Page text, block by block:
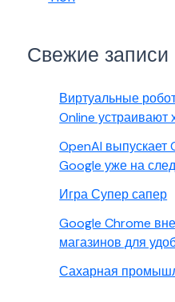
Свежие записи
Виртуальные
Online устраивают
OpenAI выпускает
Google уже на
Игра Супер сапер
Google Chrome
магазинов для
Сахарная